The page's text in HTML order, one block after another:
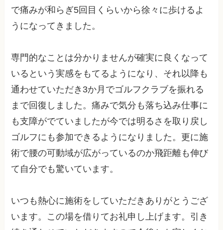
で痛みが和らぎ5回目くらいから徐々に歩けるよ
うになってきました。
専門的なことは分かりませんが確実に良くなって
いるという実感をもてるようになり、それ以降も
通わせていただき3か月でゴルフクラブを振れる
まで回復しました。痛みで気分も落ち込み仕事に
も支障がでていましたが今では明るさを取り戻し
ゴルフにも参加できるようになりました。更に施
術で腰の可動域が広がっているのか飛距離も伸び
て自分でも驚いています。
いつも熱心に施術をしていただきありがとうござ
います。この場を借りてお礼申し上げます。引き